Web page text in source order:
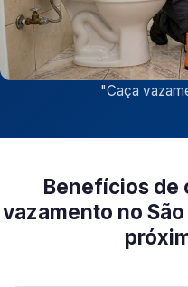
"Caça
Benefícios de
vazamento no